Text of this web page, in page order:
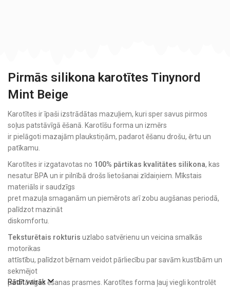
Pirmās silikona karotītes Tinynord
Mint Beige
Karotītes ir īpaši izstrādātas mazuļiem, kuri sper savus pirmos
soļus patstāvīgā ēšanā. Karotīšu forma un izmērs
ir pielāgoti mazajām plaukstiņām, padarot ēšanu drošu, ērtu un
patīkamu.
Karotītes ir izgatavotas no 100% pārtikas kvalitātes silikona, kas
nesatur BPA un ir pilnībā drošs lietošanai zīdaiņiem. Mīkstais
materiāls ir saudzīgs
pret mazuļa smaganām un piemērots arī zobu augšanas periodā,
palīdzot mazināt
diskomfortu.
Teksturētais rokturis uzlabo satvērienu un veicina smalkās
motorikas
attīstību, palīdzot bērnam veidot pārliecību par savām kustībām un
sekmējot
patstāvīgas ēšanas prasmes. Karotītes forma ļauj viegli kontrolēt
Rādīt vairāk